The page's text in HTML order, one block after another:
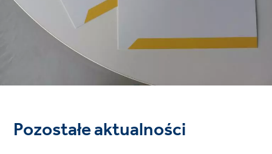
Pozostałe aktualności